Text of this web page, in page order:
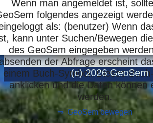
Wenn man angemeldet ist,
folgendes angezeigt
als: (benutzer) Wenn
kann unter Suchen/Bewegen
des GeoSem eingegeben
der Abfrage erscheint
einem Buch-Symbol. Dieses
anklicken und die Daten können
werden.
⇒ GeoSem bewegen
(c) 2026 GeoSem